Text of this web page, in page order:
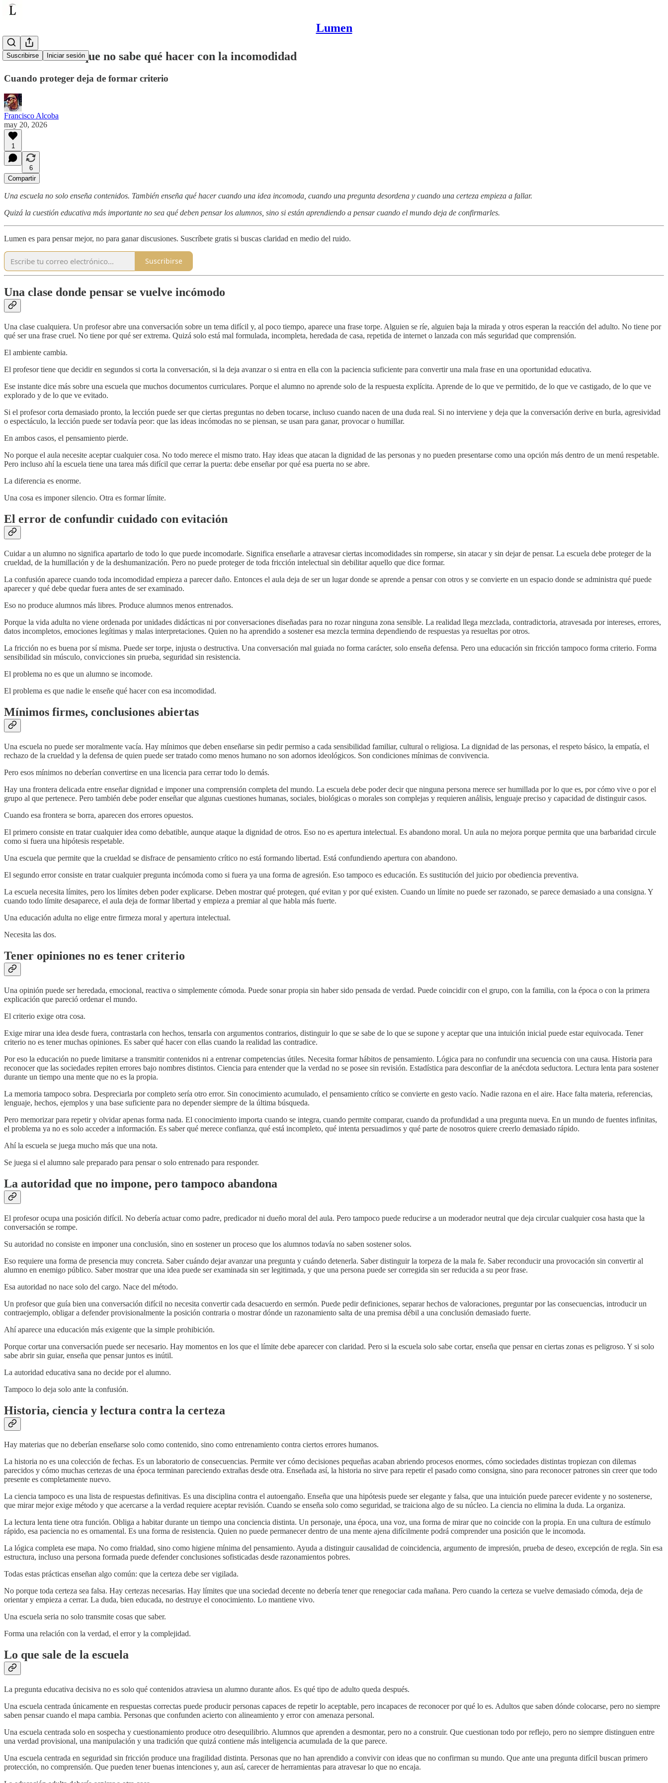
Lumen
Suscribirse Iniciar sesión
Una educación que no sabe qué hacer con la incomodidad
Cuando proteger deja de formar criterio
Francisco Alcoba
may 20, 2026
1
6
Compartir
Una escuela no solo enseña contenidos. También enseña qué hacer cuando una idea incomoda, cuando una pregunta desordena y cuando una certeza empieza a fallar.
Quizá la cuestión educativa más importante no sea qué deben pensar los alumnos, sino si están aprendiendo a pensar cuando el mundo deja de confirmarles.
Lumen es para pensar mejor, no para ganar discusiones. Suscríbete gratis si buscas claridad en medio del ruido.
Suscribirse
Una clase donde pensar se vuelve incómodo
Una clase cualquiera. Un profesor abre una conversación sobre un tema difícil y, al poco tiempo, aparece una frase torpe. Alguien se ríe, alguien baja la mirada y otros esperan la reacción del adulto. No tiene por
qué ser una frase cruel. No tiene por qué ser extrema. Quizá solo está mal formulada, incompleta, heredada de casa, repetida de internet o lanzada con más seguridad que comprensión.
El ambiente cambia.
El profesor tiene que decidir en segundos si corta la conversación, si la deja avanzar o si entra en ella con la paciencia suficiente para convertir una mala frase en una oportunidad educativa.
Ese instante dice más sobre una escuela que muchos documentos curriculares. Porque el alumno no aprende solo de la respuesta explícita. Aprende de lo que ve permitido, de lo que ve castigado, de lo que ve
explorado y de lo que ve evitado.
Si el profesor corta demasiado pronto, la lección puede ser que ciertas preguntas no deben tocarse, incluso cuando nacen de una duda real. Si no interviene y deja que la conversación derive en burla, agresividad
o espectáculo, la lección puede ser todavía peor: que las ideas incómodas no se piensan, se usan para ganar, provocar o humillar.
En ambos casos, el pensamiento pierde.
No porque el aula necesite aceptar cualquier cosa. No todo merece el mismo trato. Hay ideas que atacan la dignidad de las personas y no pueden presentarse como una opción más dentro de un menú respetable.
Pero incluso ahí la escuela tiene una tarea más difícil que cerrar la puerta: debe enseñar por qué esa puerta no se abre.
La diferencia es enorme.
Una cosa es imponer silencio. Otra es formar límite.
El error de confundir cuidado con evitación
Cuidar a un alumno no significa apartarlo de todo lo que puede incomodarle. Significa enseñarle a atravesar ciertas incomodidades sin romperse, sin atacar y sin dejar de pensar. La escuela debe proteger de la
crueldad, de la humillación y de la deshumanización. Pero no puede proteger de toda fricción intelectual sin debilitar aquello que dice formar.
La confusión aparece cuando toda incomodidad empieza a parecer daño. Entonces el aula deja de ser un lugar donde se aprende a pensar con otros y se convierte en un espacio donde se administra qué puede
aparecer y qué debe quedar fuera antes de ser examinado.
Eso no produce alumnos más libres. Produce alumnos menos entrenados.
Porque la vida adulta no viene ordenada por unidades didácticas ni por conversaciones diseñadas para no rozar ninguna zona sensible. La realidad llega mezclada, contradictoria, atravesada por intereses, errores,
datos incompletos, emociones legítimas y malas interpretaciones. Quien no ha aprendido a sostener esa mezcla termina dependiendo de respuestas ya resueltas por otros.
La fricción no es buena por sí misma. Puede ser torpe, injusta o destructiva. Una conversación mal guiada no forma carácter, solo enseña defensa. Pero una educación sin fricción tampoco forma criterio. Forma
sensibilidad sin músculo, convicciones sin prueba, seguridad sin resistencia.
El problema no es que un alumno se incomode.
El problema es que nadie le enseñe qué hacer con esa incomodidad.
Mínimos firmes, conclusiones abiertas
Una escuela no puede ser moralmente vacía. Hay mínimos que deben enseñarse sin pedir permiso a cada sensibilidad familiar, cultural o religiosa. La dignidad de las personas, el respeto básico, la empatía, el
rechazo de la crueldad y la defensa de quien puede ser tratado como menos humano no son adornos ideológicos. Son condiciones mínimas de convivencia.
Pero esos mínimos no deberían convertirse en una licencia para cerrar todo lo demás.
Hay una frontera delicada entre enseñar dignidad e imponer una comprensión completa del mundo. La escuela debe poder decir que ninguna persona merece ser humillada por lo que es, por cómo vive o por el
grupo al que pertenece. Pero también debe poder enseñar que algunas cuestiones humanas, sociales, biológicas o morales son complejas y requieren análisis, lenguaje preciso y capacidad de distinguir casos.
Cuando esa frontera se borra, aparecen dos errores opuestos.
El primero consiste en tratar cualquier idea como debatible, aunque ataque la dignidad de otros. Eso no es apertura intelectual. Es abandono moral. Un aula no mejora porque permita que una barbaridad circule
como si fuera una hipótesis respetable.
Una escuela que permite que la crueldad se disfrace de pensamiento crítico no está formando libertad. Está confundiendo apertura con abandono.
El segundo error consiste en tratar cualquier pregunta incómoda como si fuera ya una forma de agresión. Eso tampoco es educación. Es sustitución del juicio por obediencia preventiva.
La escuela necesita límites, pero los límites deben poder explicarse. Deben mostrar qué protegen, qué evitan y por qué existen. Cuando un límite no puede ser razonado, se parece demasiado a una consigna. Y
cuando todo límite desaparece, el aula deja de formar libertad y empieza a premiar al que habla más fuerte.
Una educación adulta no elige entre firmeza moral y apertura intelectual.
Necesita las dos.
Tener opiniones no es tener criterio
Una opinión puede ser heredada, emocional, reactiva o simplemente cómoda. Puede sonar propia sin haber sido pensada de verdad. Puede coincidir con el grupo, con la familia, con la época o con la primera
explicación que pareció ordenar el mundo.
El criterio exige otra cosa.
Exige mirar una idea desde fuera, contrastarla con hechos, tensarla con argumentos contrarios, distinguir lo que se sabe de lo que se supone y aceptar que una intuición inicial puede estar equivocada. Tener
criterio no es tener muchas opiniones. Es saber qué hacer con ellas cuando la realidad las contradice.
Por eso la educación no puede limitarse a transmitir contenidos ni a entrenar competencias útiles. Necesita formar hábitos de pensamiento. Lógica para no confundir una secuencia con una causa. Historia para
reconocer que las sociedades repiten errores bajo nombres distintos. Ciencia para entender que la verdad no se posee sin revisión. Estadística para desconfiar de la anécdota seductora. Lectura lenta para sostener
durante un tiempo una mente que no es la propia.
La memoria tampoco sobra. Despreciarla por completo sería otro error. Sin conocimiento acumulado, el pensamiento crítico se convierte en gesto vacío. Nadie razona en el aire. Hace falta materia, referencias,
lenguaje, hechos, ejemplos y una base suficiente para no depender siempre de la última búsqueda.
Pero memorizar para repetir y olvidar apenas forma nada. El conocimiento importa cuando se integra, cuando permite comparar, cuando da profundidad a una pregunta nueva. En un mundo de fuentes infinitas,
el problema ya no es solo acceder a información. Es saber qué merece confianza, qué está incompleto, qué intenta persuadirnos y qué parte de nosotros quiere creerlo demasiado rápido.
Ahí la escuela se juega mucho más que una nota.
Se juega si el alumno sale preparado para pensar o solo entrenado para responder.
La autoridad que no impone, pero tampoco abandona
El profesor ocupa una posición difícil. No debería actuar como padre, predicador ni dueño moral del aula. Pero tampoco puede reducirse a un moderador neutral que deja circular cualquier cosa hasta que la
conversación se rompe.
Su autoridad no consiste en imponer una conclusión, sino en sostener un proceso que los alumnos todavía no saben sostener solos.
Eso requiere una forma de presencia muy concreta. Saber cuándo dejar avanzar una pregunta y cuándo detenerla. Saber distinguir la torpeza de la mala fe. Saber reconducir una provocación sin convertir al
alumno en enemigo público. Saber mostrar que una idea puede ser examinada sin ser legitimada, y que una persona puede ser corregida sin ser reducida a su peor frase.
Esa autoridad no nace solo del cargo. Nace del método.
Un profesor que guía bien una conversación difícil no necesita convertir cada desacuerdo en sermón. Puede pedir definiciones, separar hechos de valoraciones, preguntar por las consecuencias, introducir un
contraejemplo, obligar a defender provisionalmente la posición contraria o mostrar dónde un razonamiento salta de una premisa débil a una conclusión demasiado fuerte.
Ahí aparece una educación más exigente que la simple prohibición.
Porque cortar una conversación puede ser necesario. Hay momentos en los que el límite debe aparecer con claridad. Pero si la escuela solo sabe cortar, enseña que pensar en ciertas zonas es peligroso. Y si solo
sabe abrir sin guiar, enseña que pensar juntos es inútil.
La autoridad educativa sana no decide por el alumno.
Tampoco lo deja solo ante la confusión.
Historia, ciencia y lectura contra la certeza
Hay materias que no deberían enseñarse solo como contenido, sino como entrenamiento contra ciertos errores humanos.
La historia no es una colección de fechas. Es un laboratorio de consecuencias. Permite ver cómo decisiones pequeñas acaban abriendo procesos enormes, cómo sociedades distintas tropiezan con dilemas
parecidos y cómo muchas certezas de una época terminan pareciendo extrañas desde otra. Enseñada así, la historia no sirve para repetir el pasado como consigna, sino para reconocer patrones sin creer que todo
presente es completamente nuevo.
La ciencia tampoco es una lista de respuestas definitivas. Es una disciplina contra el autoengaño. Enseña que una hipótesis puede ser elegante y falsa, que una intuición puede parecer evidente y no sostenerse,
que mirar mejor exige método y que acercarse a la verdad requiere aceptar revisión. Cuando se enseña solo como seguridad, se traiciona algo de su núcleo. La ciencia no elimina la duda. La organiza.
La lectura lenta tiene otra función. Obliga a habitar durante un tiempo una conciencia distinta. Un personaje, una época, una voz, una forma de mirar que no coincide con la propia. En una cultura de estímulo
rápido, esa paciencia no es ornamental. Es una forma de resistencia. Quien no puede permanecer dentro de una mente ajena difícilmente podrá comprender una posición que le incomoda.
La lógica completa ese mapa. No como frialdad, sino como higiene mínima del pensamiento. Ayuda a distinguir causalidad de coincidencia, argumento de impresión, prueba de deseo, excepción de regla. Sin esa
estructura, incluso una persona formada puede defender conclusiones sofisticadas desde razonamientos pobres.
Todas estas prácticas enseñan algo común: que la certeza debe ser vigilada.
No porque toda certeza sea falsa. Hay certezas necesarias. Hay límites que una sociedad decente no debería tener que renegociar cada mañana. Pero cuando la certeza se vuelve demasiado cómoda, deja de
orientar y empieza a cerrar. La duda, bien educada, no destruye el conocimiento. Lo mantiene vivo.
Una escuela seria no solo transmite cosas que saber.
Forma una relación con la verdad, el error y la complejidad.
Lo que sale de la escuela
La pregunta educativa decisiva no es solo qué contenidos atraviesa un alumno durante años. Es qué tipo de adulto queda después.
Una escuela centrada únicamente en respuestas correctas puede producir personas capaces de repetir lo aceptable, pero incapaces de reconocer por qué lo es. Adultos que saben dónde colocarse, pero no siempre
saben pensar cuando el mapa cambia. Personas que confunden acierto con alineamiento y error con amenaza personal.
Una escuela centrada solo en sospecha y cuestionamiento produce otro desequilibrio. Alumnos que aprenden a desmontar, pero no a construir. Que cuestionan todo por reflejo, pero no siempre distinguen entre
una verdad provisional, una manipulación y una tradición que quizá contiene más inteligencia acumulada de la que parece.
Una escuela centrada en seguridad sin fricción produce una fragilidad distinta. Personas que no han aprendido a convivir con ideas que no confirman su mundo. Que ante una pregunta difícil buscan primero
protección, no comprensión. Que pueden tener buenas intenciones y, aun así, carecer de herramientas para atravesar lo que no encaja.